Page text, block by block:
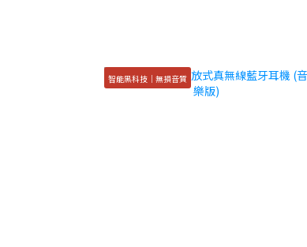
智能黑科技｜無損音質